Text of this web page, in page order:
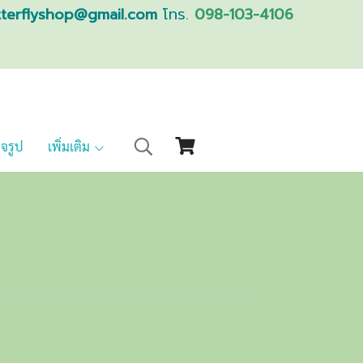
โทร. 098-103-4106
รูป เพิ่มเติม